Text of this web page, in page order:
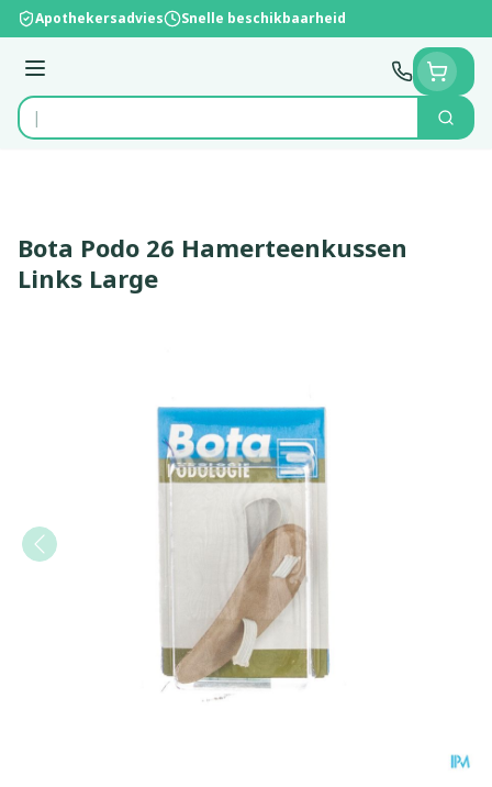
Ga naar de inhoud
Apothekersadvies Snelle beschikbaarheid
Menu
Product, merk, categorie...
Zoek
Bota Podo 26 Hamerteenkussen
Links Large